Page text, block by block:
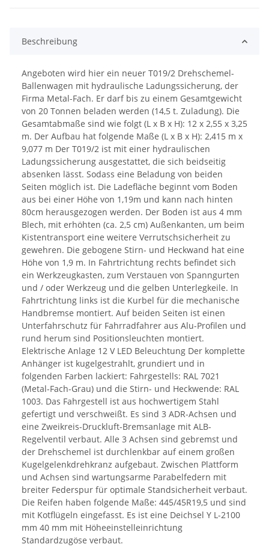
Beschreibung
Angeboten wird hier ein neuer T019/2 Drehschemel-
Ballenwagen mit hydraulische Ladungssicherung, der
Firma Metal-Fach. Er darf bis zu einem Gesamtgewicht
von 20 Tonnen beladen werden (14,5 t. Zuladung). Die
Gesamtabmaße sind wie folgt (L x B x H): 12 x 2,55 x 3,25
m. Der Aufbau hat folgende Maße (L x B x H): 2,415 m x
9,077 m Der T019/2 ist mit einer hydraulischen
Ladungssicherung ausgestattet, die sich beidseitig
absenken lässt. Sodass eine Beladung von beiden
Seiten möglich ist. Die Ladefläche beginnt vom Boden
aus bei einer Höhe von 1,19m und kann nach hinten
80cm herausgezogen werden. Der Boden ist aus 4 mm
Blech, mit erhöhten (ca. 2,5 cm) Außenkanten, um beim
Kistentransport eine weitere Verrutschsicherheit zu
gewehren. Die gebogene Stirn- und Heckwand hat eine
Höhe von 1,9 m. In Fahrtrichtung rechts befindet sich
ein Werkzeugkasten, zum Verstauen von Spanngurten
und / oder Werkzeug und die gelben Unterlegkeile. In
Fahrtrichtung links ist die Kurbel für die mechanische
Handbremse montiert. Auf beiden Seiten ist einen
Unterfahrschutz für Fahrradfahrer aus Alu-Profilen und
rund herum sind Positionsleuchten montiert.
Elektrische Anlage 12 V LED Beleuchtung Der komplette
Anhänger ist kugelgestrahlt, grundiert und in
folgenden Farben lackiert: Fahrgestells: RAL 7021
(Metal-Fach-Grau) und die Stirn- und Heckwende: RAL
1003. Das Fahrgestell ist aus hochwertigem Stahl
gefertigt und verschweißt. Es sind 3 ADR-Achsen und
eine Zweikreis-Druckluft-Bremsanlage mit ALB-
Regelventil verbaut. Alle 3 Achsen sind gebremst und
der Drehschemel ist durchlenkbar auf einem großen
Kugelgelenkdrehkranz aufgebaut. Zwischen Plattform
und Achsen sind wartungsarme Parabelfedern mit
breiter Federspur für optimale Standsicherheit verbaut.
Die Reifen haben folgende Maße: 445/45R19,5 und sind
mit Kotflügeln eingefasst. Es ist eine Deichsel Y L-2100
mm 40 mm mit Höheeinstelleinrichtung
Standardzugöse verbaut.